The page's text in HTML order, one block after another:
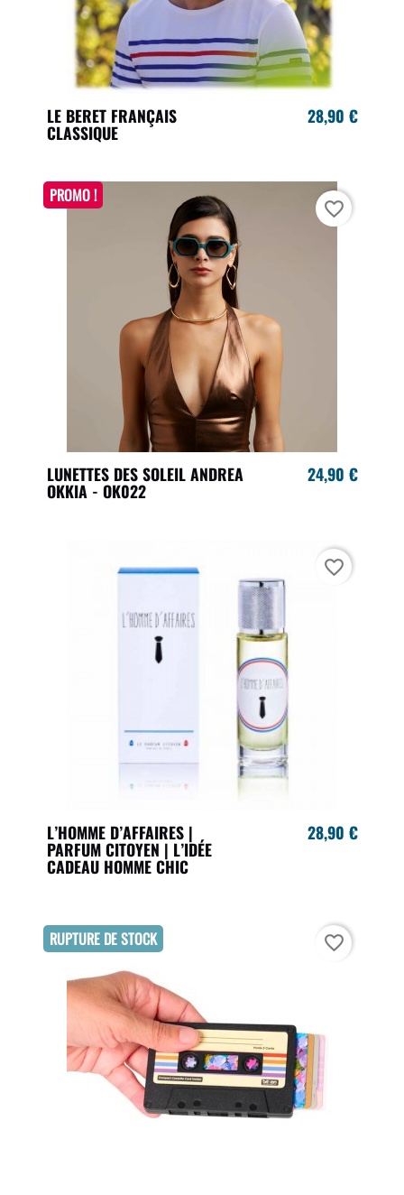
LE BERET FRANÇAIS
CLASSIQUE
28,90 €
LUNETTES DES SOLEIL ANDREA
OKKIA - OK022
24,90 €
PROMO !
favorite_border
L’HOMME D’AFFAIRES |
PARFUM CITOYEN | L’IDÉE
CADEAU HOMME CHIC
28,90 €
favorite_border
RUPTURE DE STOCK favorite_border